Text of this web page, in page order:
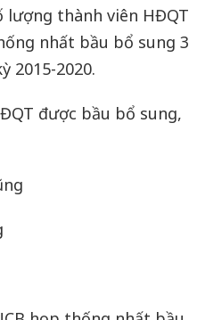
lượng thành viên HĐQT
nhất bầu bổ sung 3
2015-2020.
được bầu bổ sung,